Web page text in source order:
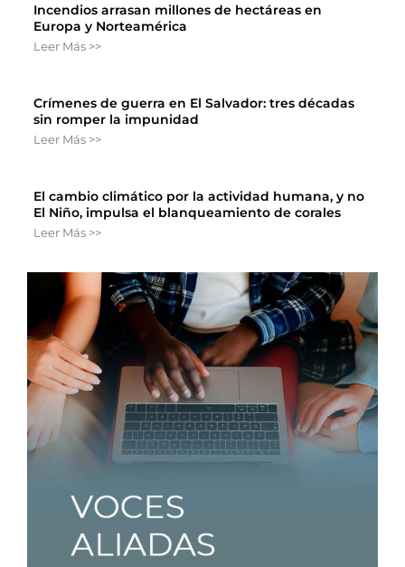
Incendios arrasan millones de hectáreas en
Europa y Norteamérica
Leer Más >>
Crímenes de guerra en El Salvador: tres décadas
sin romper la impunidad
Leer Más >>
El cambio climático por la actividad humana, y no
El Niño, impulsa el blanqueamiento de corales
Leer Más >>